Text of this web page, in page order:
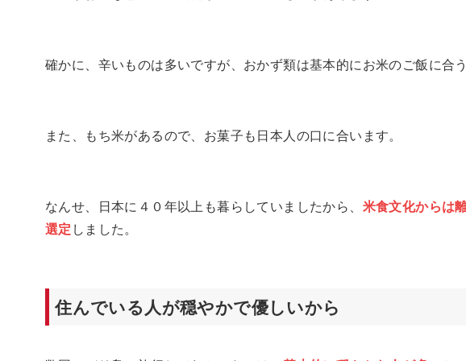
確かに、辛いものは多いですが、おかず類は基本的にお米のご飯に合
また、もち米があるので、お菓子も日本人の口に合います。
なんせ、日本に４０年以上も暮らしていましたから、 米食文化からは
選定 しました。
住んでいる人が穏やかで優しいから